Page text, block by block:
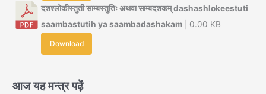
दशश्लोकीस्तुती साम्बस्तुतिः अथवा साम्बदशकम् dashashlokeestuti
saambastutih ya saambadashakam | 0.00 KB
Download
आज यह मन्त्र पढ़ें